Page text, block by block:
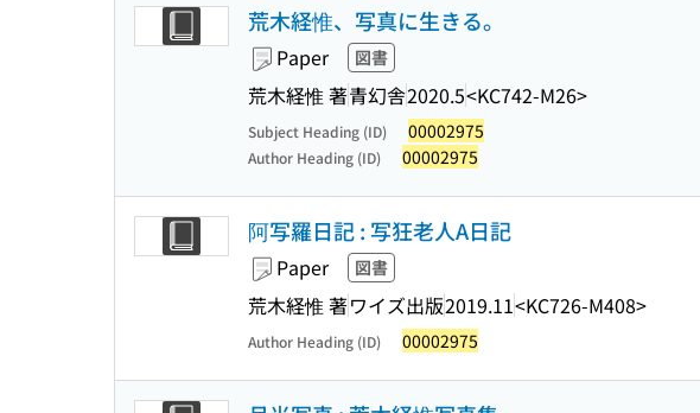
荒木経惟、写真に生きる。
Paper 図書
荒木経惟 著青幻舎2020.5<KC742-M26>
Subject Heading (ID) 00002975
Author Heading (ID) 00002975
阿写羅日記 : 写狂老人A日記
Paper 図書
荒木経惟 著ワイズ出版2019.11<KC726-M408>
Author Heading (ID) 00002975